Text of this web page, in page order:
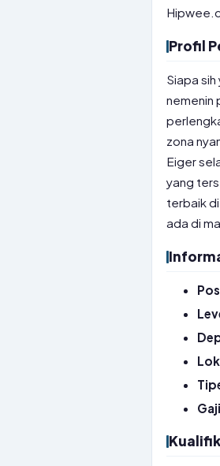
Profil
Siapa
nemenin
zona
Eiger
yang
terbaik
ada di